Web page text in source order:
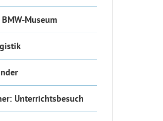
Museum
Unterrichtsbesuch